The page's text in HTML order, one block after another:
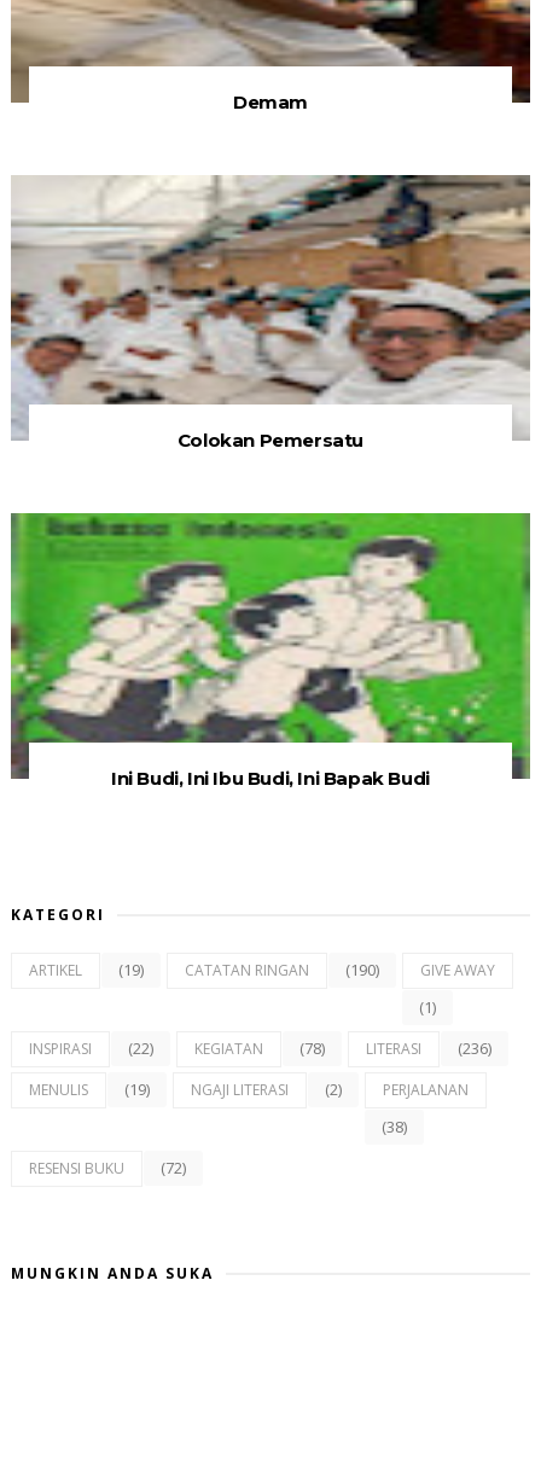
Demam
Colokan Pemersatu
Ini Budi, Ini Ibu Budi, Ini Bapak Budi
KATEGORI
ARTIKEL (19) CATATAN RINGAN (190) GIVE AWAY
(1)
INSPIRASI (22) KEGIATAN (78) LITERASI (236)
MENULIS (19) NGAJI LITERASI (2) PERJALANAN
(38)
RESENSI BUKU (72)
MUNGKIN ANDA SUKA